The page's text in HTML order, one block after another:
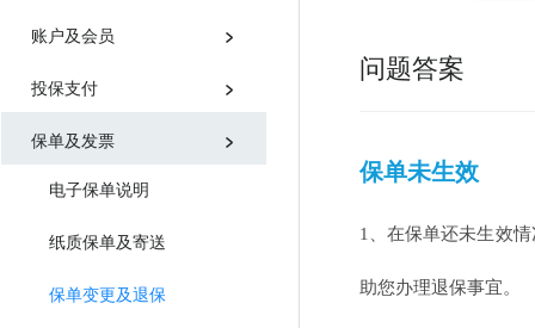
账户及会员
投保支付
保单及发票
电子保单说明
纸质保单及寄送
保单变更及退保
问题答案
保单未生效
1、 在保单还未生效
助您办理退保事宜。